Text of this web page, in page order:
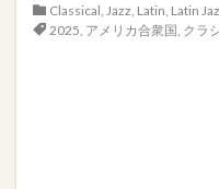
Classical, Jazz, Latin, Latin
2025, アメリカ合衆国, クラ